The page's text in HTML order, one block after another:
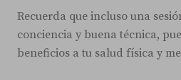
Recuerda que incluso una
conciencia y buena técnica,
beneficios a tu salud física y